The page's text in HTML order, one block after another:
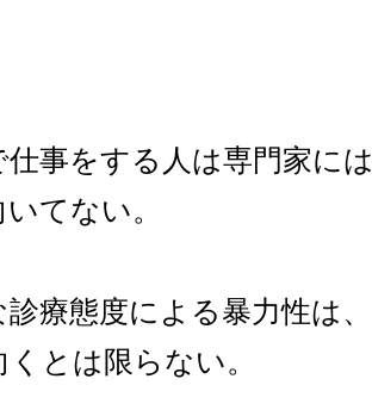
仕事をする人は専門家に
てない。
診療態度による暴力性は
とは限らない。